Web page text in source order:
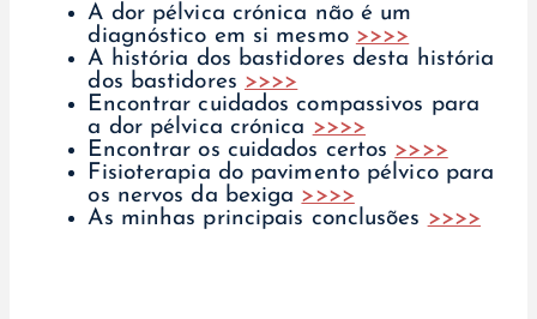
A dor pélvica crónica não é um
diagnóstico em si mesmo >>>>
A história dos bastidores desta história
dos bastidores >>>>
Encontrar cuidados compassivos para
a dor pélvica crónica >>>>
Encontrar os cuidados certos >>>>
Fisioterapia do pavimento pélvico para
os nervos da bexiga >>>>
As minhas principais conclusões >>>>